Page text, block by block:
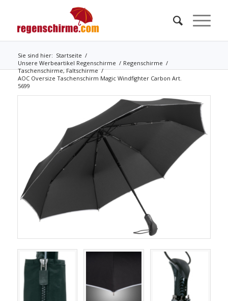
Sie sind hier: Startseite /
Unsere Werbeartikel Regenschirme / Regenschirme /
Taschenschirme, Faltschirme /
AOC Oversize Taschenschirm Magic Windfighter Carbon Art.
5699